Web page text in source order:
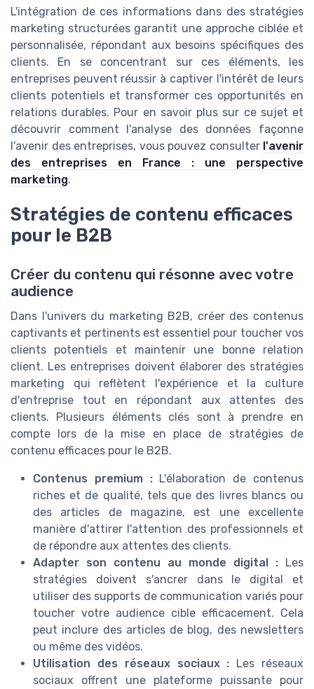
L'intégration de ces informations dans des stratégies
marketing structurées garantit une approche ciblée et
personnalisée, répondant aux besoins spécifiques des
clients. En se concentrant sur ces éléments, les
entreprises peuvent réussir à captiver l'intérêt de leurs
clients potentiels et transformer ces opportunités en
relations durables. Pour en savoir plus sur ce sujet et
découvrir comment l'analyse des données façonne
l'avenir des entreprises, vous pouvez consulter l'avenir
des entreprises en France : une perspective
marketing.
Stratégies de contenu efficaces
pour le B2B
Créer du contenu qui résonne avec votre
audience
Dans l'univers du marketing B2B, créer des contenus
captivants et pertinents est essentiel pour toucher vos
clients potentiels et maintenir une bonne relation
client. Les entreprises doivent élaborer des stratégies
marketing qui reflètent l'expérience et la culture
d'entreprise tout en répondant aux attentes des
clients. Plusieurs éléments clés sont à prendre en
compte lors de la mise en place de stratégies de
contenu efficaces pour le B2B.
Contenus premium :L'élaboration de contenus
riches et de qualité, tels que des livres blancs ou
des articles de magazine, est une excellente
manière d'attirer l'attention des professionnels et
de répondre aux attentes des clients.
Adapter son contenu au monde digital : Les
stratégies doivent s'ancrer dans le digital et
utiliser des supports de communication variés pour
toucher votre audience cible efficacement. Cela
peut inclure des articles de blog, des newsletters
ou même des vidéos.
Utilisation des réseaux sociaux : Les réseaux
sociaux offrent une plateforme puissante pour